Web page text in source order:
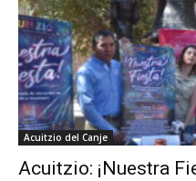
Acuitzio del Canje
Acuitzio: ¡Nuestra